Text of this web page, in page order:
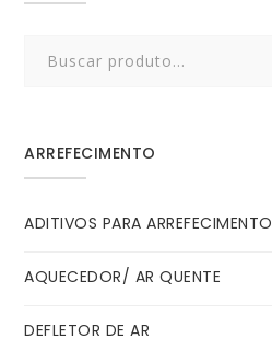
ARREFECIMENTO
ADITIVOS PARA ARREFECIMENTO
AQUECEDOR/ AR QUENTE
DEFLETOR DE AR